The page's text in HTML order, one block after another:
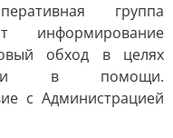
группа
информирование
обход в целях
в помощи.
с Администрацией